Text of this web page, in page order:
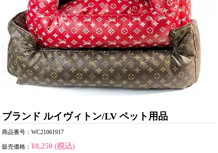
ブランド ルイヴィトン/LV ペット用品
商品番号：WC21061917
販売価格： ¥8,250 (税込)